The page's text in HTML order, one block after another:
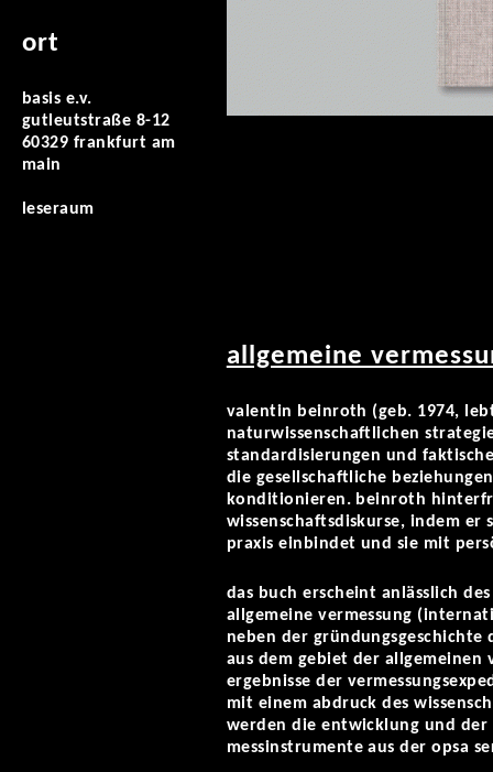
ort
basis e.v.
gutleutstraße 8-12
60329 frankfurt am
main
leseraum
allgemeine
valentin beinroth (geb. 1974,
naturwissenschaftlichen
standardisierungen und
die gesellschaftliche
konditionieren. beinroth
wissenschaftsdiskurse, indem er
praxis einbindet und sie mit
das buch erscheint anlässlich
allgemeine vermessung
neben der
aus dem gebiet der
ergebnisse der
mit einem abdruck des
werden die entwicklung und der
messinstrumente aus der opsa